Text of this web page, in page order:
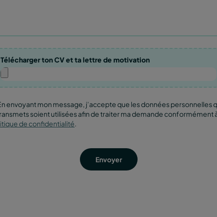
Télécharger ton CV et ta lettre de motivation
envoyant mon message, j’accepte que les données personnelles
soient utilisées afin de traiter ma demande conformément
de confidentialité.
Envoyer